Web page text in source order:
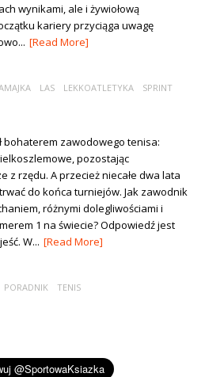
wynikami, ale i żywiołową
kariery przyciąga uwagę
[Read More]
LAS LEKKOATLETYKA SPRINT
bohaterem zawodowego tenisa:
pozostając
z rzędu. A przecież niecałe dwa lata
do końca turniejów. Jak zawodnik
różnymi dolegliwościami i
1 na świecie? Odpowiedź jest
W... [Read More]
PORADNIK TENIS